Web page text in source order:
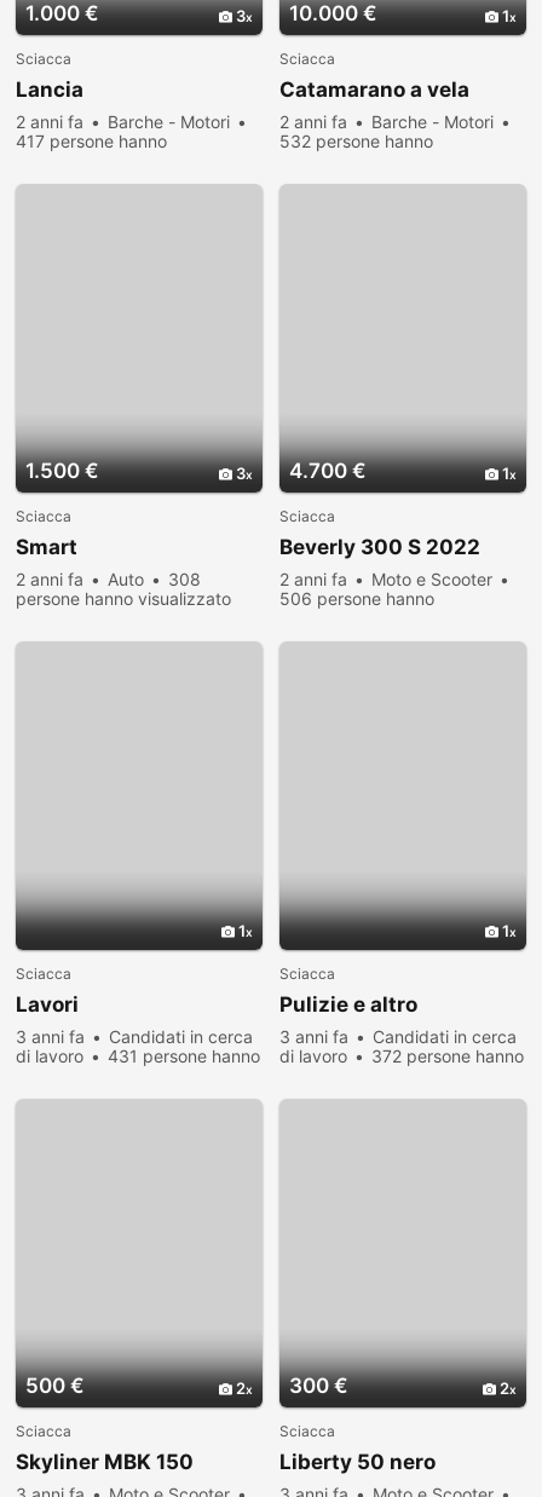
1.000 € 3
Sciacca
Lancia
2 anni fa
Barche - Motori
417 persone hanno
10.000 € 1
Sciacca
Catamarano a vela
2 anni fa
Barche - Motori
532 persone hanno
1.500 € 3
Sciacca
Smart
2 anni fa Auto
308
persone hanno visualizzato
4.700 € 1
Sciacca
Beverly 300 S 2022
2 anni fa
Moto e Scooter
506 persone hanno
1
Sciacca
Lavori
3 anni fa
Candidati in cerca
di lavoro
431 persone hanno
1
Sciacca
Pulizie e altro
3 anni fa
Candidati in cerca
di lavoro
372 persone hanno
500 € 2
Sciacca
Skyliner MBK 150
300 € 2
Sciacca
Liberty 50 nero